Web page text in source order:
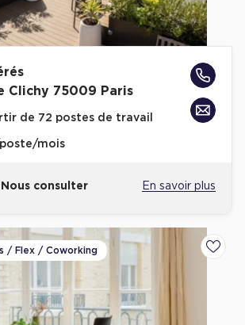
Clichy 75009 Paris
de 72 postes de travail
mois
Nous consulter En savoir plus
/ Flex / Coworking